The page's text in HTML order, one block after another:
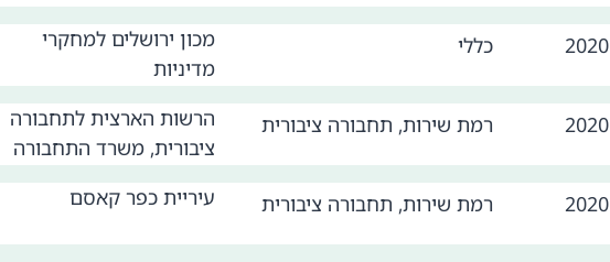
2020 כללי
מכון ירושלים למחקרי
מדיניות
2020 רמת שירות, תחבורה ציבורית
הרשות הארצית לתחבורה
ציבורית, משרד התחבורה
2020 רמת שירות, תחבורה ציבורית עיריית כפר קאסם